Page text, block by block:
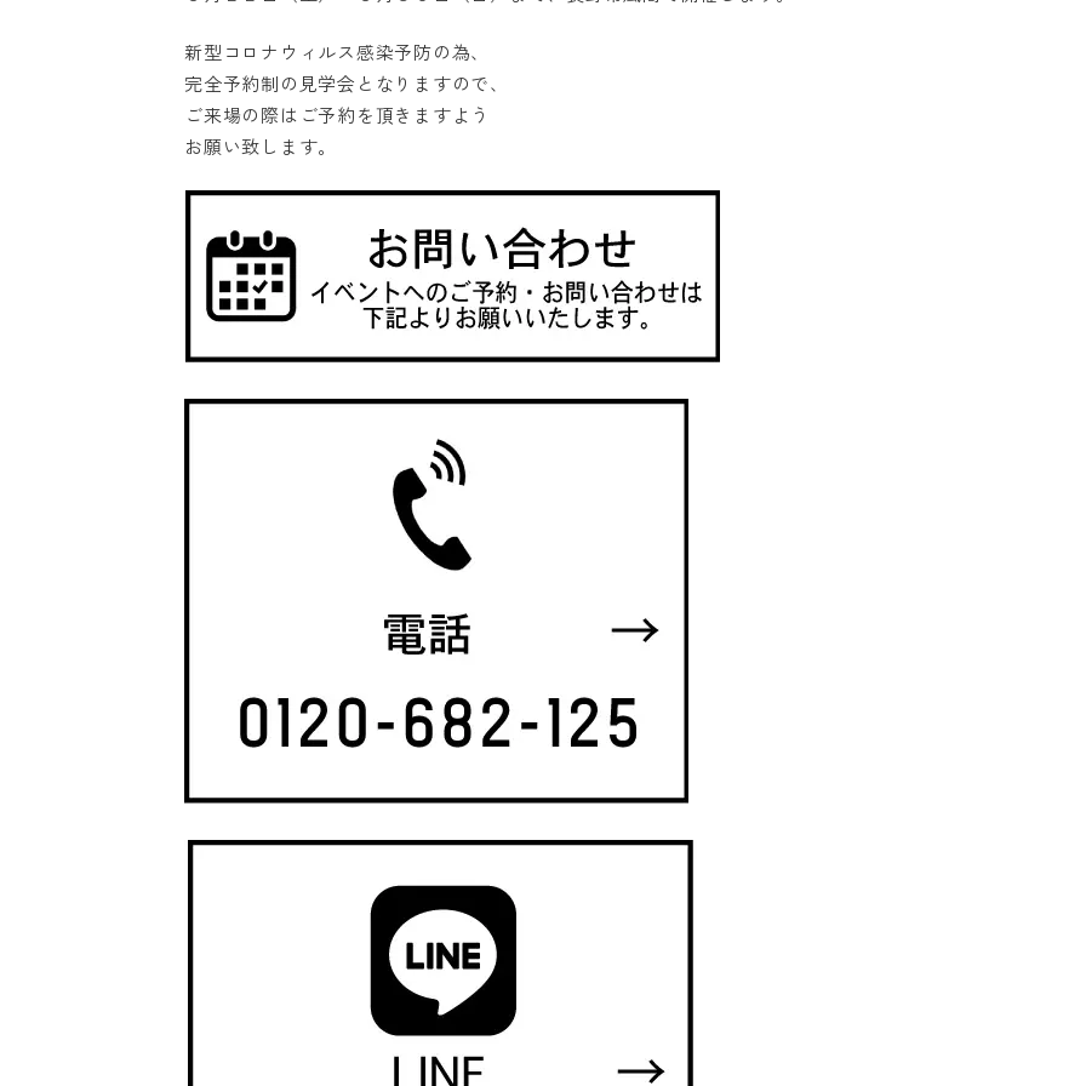
新型コロナウィルス感染予防の為、
完全予約制の見学会となりますので、
ご来場の際はご予約を頂きますよう
お願い致します。